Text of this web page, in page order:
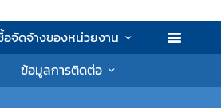
อจัดจ้างของหน่วยงาน
ข้อมูลการติดต่อ